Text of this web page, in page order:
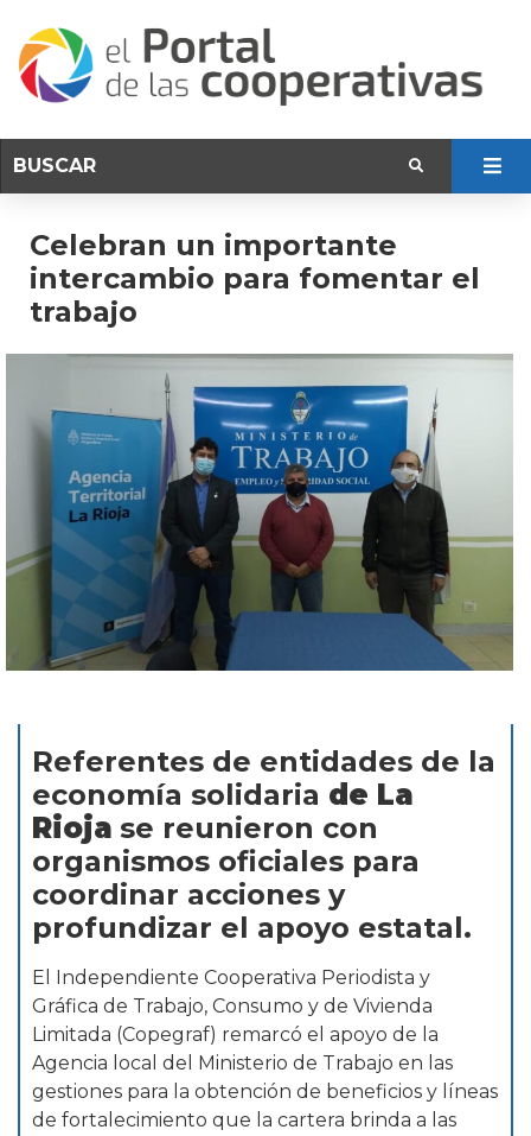
Celebran un importante
intercambio para fomentar el
trabajo
Referentes de entidades de la
economía solidaria de La
Rioja se reunieron con
organismos oficiales para
coordinar acciones y
profundizar el apoyo estatal.
El Independiente Cooperativa Periodista y
Gráfica de Trabajo, Consumo y de Vivienda
Limitada (Copegraf) remarcó el apoyo de la
Agencia local del Ministerio de Trabajo en las
gestiones para la obtención de beneficios y líneas
de fortalecimiento que la cartera brinda a las